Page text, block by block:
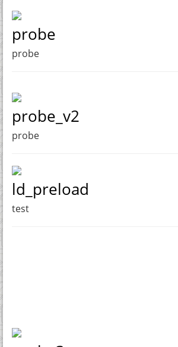
probe
probe
probe_v2
probe
ld_preload
test